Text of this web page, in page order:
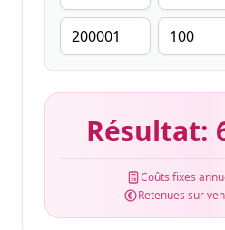
Résultat:
Coûts fixes
Retenues sur